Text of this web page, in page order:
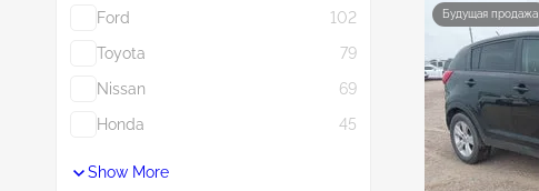
Ford
102
Toyota
79
Nissan
69
Honda
45
Show More
Будущая продажа